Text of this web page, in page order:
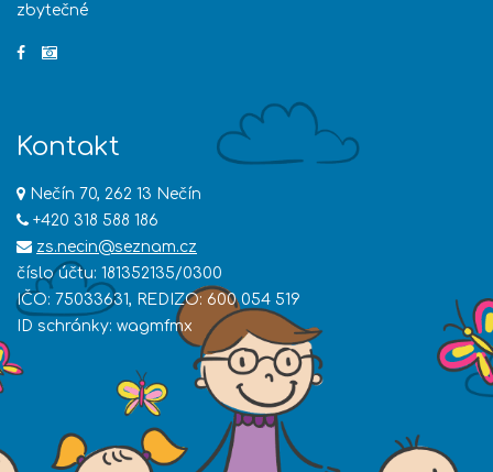
zbytečné
Kontakt
Nečín 70, 262 13 Nečín
+420 318 588 186
zs.necin@seznam.cz
číslo účtu: 181352135/0300
IČO: 75033631, REDIZO: 600 054 519
ID schránky: wagmfmx